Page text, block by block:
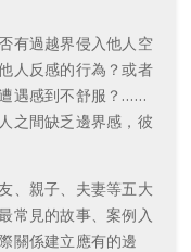
有過越界侵入他人空
人反感的行為？或者
遇感到不舒服？……
之間缺乏邊界感，彼
、親子、夫妻等五大
常見的故事、案例入
關係建立應有的邊